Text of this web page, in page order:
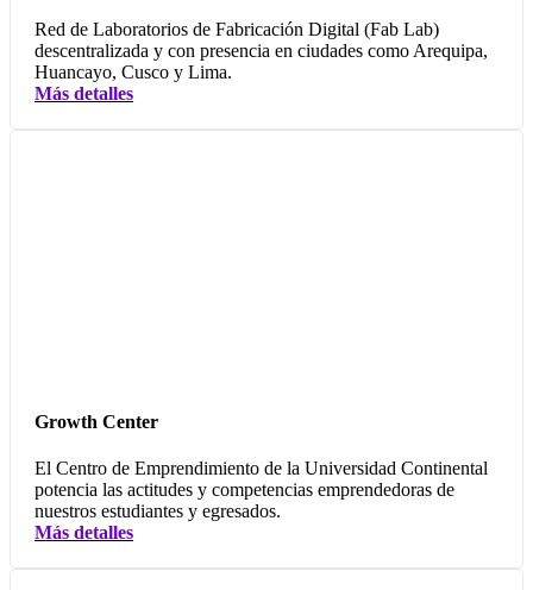
Red de Laboratorios de Fabricación Digital (Fab Lab)
descentralizada y con presencia en ciudades como Arequipa,
Huancayo, Cusco y Lima.
Más detalles
Growth Center
El Centro de Emprendimiento de la Universidad Continental
potencia las actitudes y competencias emprendedoras de
nuestros estudiantes y egresados.
Más detalles